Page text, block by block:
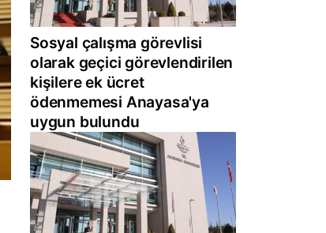
Sosyal çalışma görevlisi
olarak geçici görevlendirilen
kişilere ek ücret
ödenmemesi Anayasa'ya
uygun bulundu